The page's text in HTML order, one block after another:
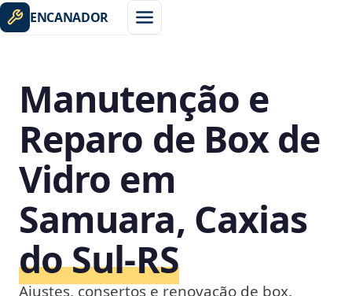
ENCANADOR
Manutenção e
Reparo de Box de
Vidro em
Samuara, Caxias
do Sul‑RS
Ajustes, consertos e renovação de box.